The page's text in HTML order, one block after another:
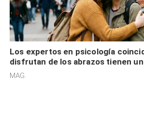
Los expertos en psicología
disfrutan de los abrazos tienen
sensibilidad a los estímulos físicos
MAG.